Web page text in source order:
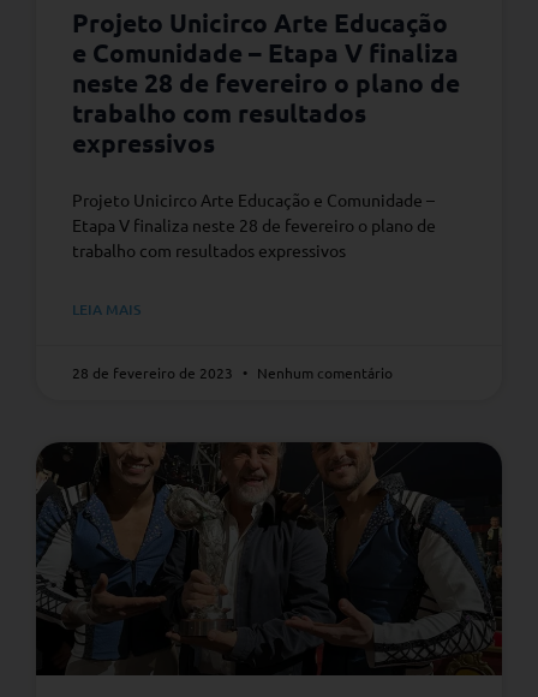
Projeto Unicirco Arte Educação
e Comunidade – Etapa V finaliza
neste 28 de fevereiro o plano de
trabalho com resultados
expressivos
Projeto Unicirco Arte Educação e Comunidade –
Etapa V finaliza neste 28 de fevereiro o plano de
trabalho com resultados expressivos
LEIA MAIS
28 de fevereiro de 2023 Nenhum comentário